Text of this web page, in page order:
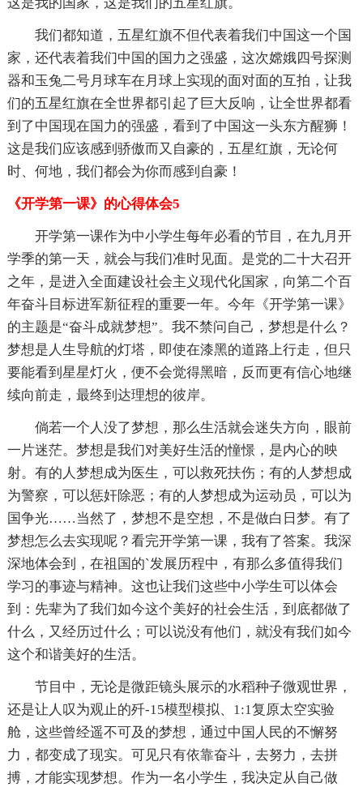
我们都知道，五星红旗不但代表着我们中国这一个国
家，还代表着我们中国的国力之强盛，这次嫦娥四号探测
器和玉兔二号月球车在月球上实现的面对面的互拍，让我
们的五星红旗在全世界都引起了巨大反响，让全世界都看
到了中国现在国力的强盛，看到了中国这一头东方醒狮！
这是我们应该感到骄傲而又自豪的，五星红旗，无论何
时、何地，我们都会为你而感到自豪！
《开学第一课》的心得体会5
开学第一课作为中小学生每年必看的节目，在九月开
学季的第一天，就会与我们准时见面。是党的二十大召开
之年，是进入全面建设社会主义现代化国家，向第二个百
年奋斗目标进军新征程的重要一年。今年《开学第一课》
的主题是“奋斗成就梦想”。我不禁问自己，梦想是什么？
梦想是人生导航的灯塔，即使在漆黑的道路上行走，但只
要能看到星星灯火，便不会觉得黑暗，反而更有信心地继
续向前走，最终到达理想的彼岸。
倘若一个人没了梦想，那么生活就会迷失方向，眼前
一片迷茫。梦想是我们对美好生活的憧憬，是内心的映
射。有的人梦想成为医生，可以救死扶伤；有的人梦想成
为警察，可以惩奸除恶；有的人梦想成为运动员，可以为
国争光……当然了，梦想不是空想，不是做白日梦。有了
梦想怎么去实现呢？看完开学第一课，我有了答案。我深
深地体会到，在祖国的`发展历程中，有那么多值得我们
学习的事迹与精神。这也让我们这些中小学生可以体会
到：先辈为了我们如今这个美好的社会生活，到底都做了
什么，又经历过什么；可以说没有他们，就没有我们如今
这个和谐美好的生活。
节目中，无论是微距镜头展示的水稻种子微观世界，
还是让人叹为观止的歼-15模型模拟、1:1复原太空实验
舱，这些曾经遥不可及的梦想，通过中国人民的不懈努
力，都变成了现实。可见只有依靠奋斗，去努力，去拼
搏，才能实现梦想。作为一名小学生，我决定从自己做